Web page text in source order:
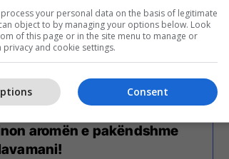
aromën e pakëndshme
your personal data on the basis of legitimate
object to by managing your options below. Look
of this page or in the site menu to manage or
and cookie settings.
Consent